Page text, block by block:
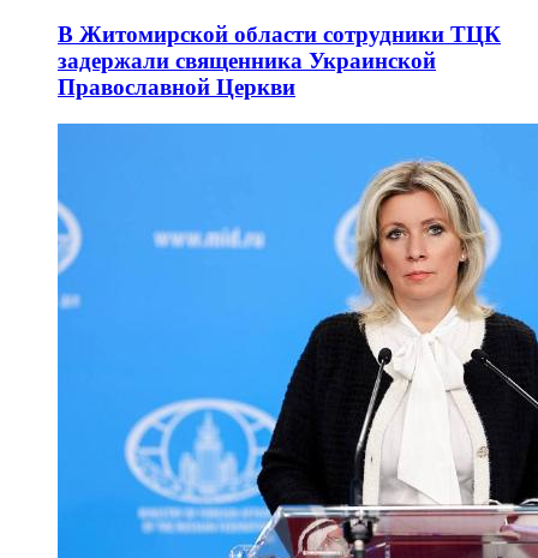
В Житомирской области сотрудники ТЦК
задержали священника Украинской
Православной Церкви